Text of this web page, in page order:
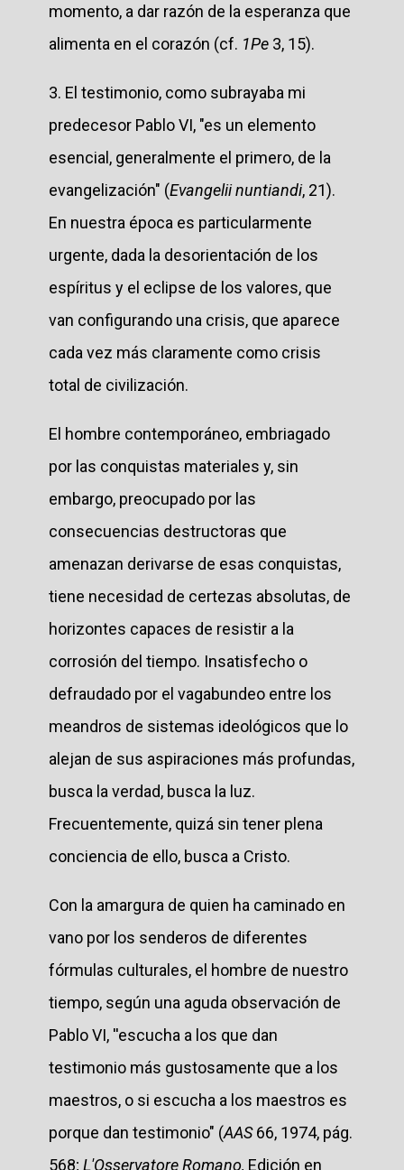
momento, a dar razón de la esperanza que
alimenta en el corazón (cf. 1Pe 3, 15).
3. El testimonio, como subrayaba mi
predecesor Pablo VI, "es un elemento
esencial, generalmente el primero, de la
evangelización" (Evangelii nuntiandi, 21).
En nuestra época es particularmente
urgente, dada la desorientación de los
espíritus y el eclipse de los valores, que
van configurando una crisis, que aparece
cada vez más claramente como crisis
total de civilización.
El hombre contemporáneo, embriagado
por las conquistas materiales y, sin
embargo, preocupado por las
consecuencias destructoras que
amenazan derivarse de esas conquistas,
tiene necesidad de certezas absolutas, de
horizontes capaces de resistir a la
corrosión del tiempo. Insatisfecho o
defraudado por el vagabundeo entre los
meandros de sistemas ideológicos que lo
alejan de sus aspiraciones más profundas,
busca la verdad, busca la luz.
Frecuentemente, quizá sin tener plena
conciencia de ello, busca a Cristo.
Con la amargura de quien ha caminado en
vano por los senderos de diferentes
fórmulas culturales, el hombre de nuestro
tiempo, según una aguda observación de
Pablo VI, ''escucha a los que dan
testimonio más gustosamente que a los
maestros, o si escucha a los maestros es
porque dan testimonio" (AAS66, 1974, pág.
568; L'Osservatore Romano, Edición en